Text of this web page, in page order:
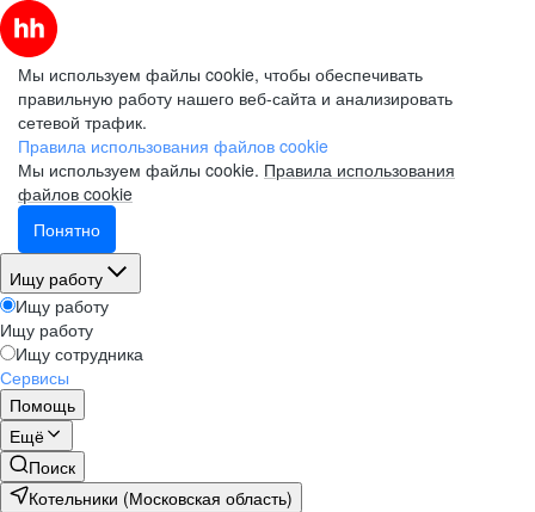
Мы используем файлы cookie, чтобы обеспечивать
правильную работу нашего веб-сайта и анализировать
сетевой трафик.
Правила использования файлов cookie
Мы используем файлы cookie. Правила использования
файлов cookie
Понятно
Ищу работу
Ищу работу
Ищу работу
Ищу сотрудника
Сервисы
Помощь
Ещё
Поиск
Котельники (Московская область)